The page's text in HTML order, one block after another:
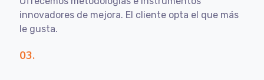
innovadores de mejora. El cliente opta el que más
le gusta.
03.